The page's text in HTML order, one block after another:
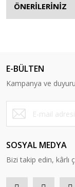
ÖNERİLERİNİZ
E-BÜLTEN
Kampanya ve
SOSYAL MEDYA
Bizi takip edin, kârlı